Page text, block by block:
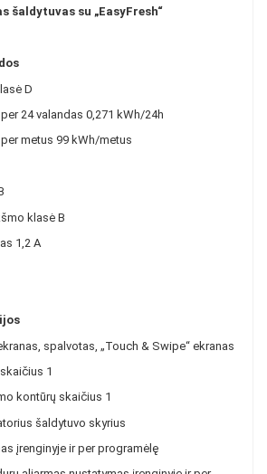
šaldytuvas su „EasyFresh“
D
24 valandas 0,271 kWh/24h
metus 99 kWh/metus
klasė B
1,2 A
spalvotas, „Touch & Swipe“ ekranas
1
kontūrų skaičius 1
šaldytuvo skyrius
įrenginyje ir per programėlę